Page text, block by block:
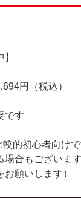
円（税込）
です
的初心者向け
場合もございま
願いします）